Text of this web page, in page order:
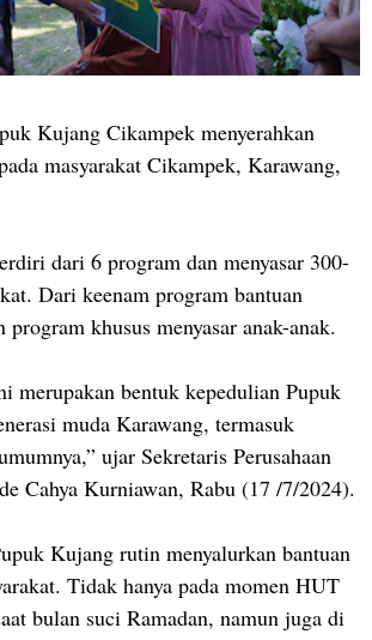
Kujang Cikampek menyerahkan
masyarakat Cikampek, Karawang,
dari 6 program dan menyasar 300-
Dari keenam program bantuan
program khusus menyasar anak-anak.
merupakan bentuk kepedulian Pupuk
muda Karawang, termasuk
ujar Sekretaris Perusahaan
Cahya Kurniawan, Rabu (17 /7/2024).
Kujang rutin menyalurkan bantuan
Tidak hanya pada momen HUT
bulan suci Ramadan, namun juga di